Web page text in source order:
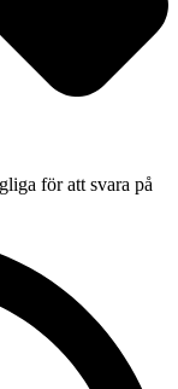
för att svara på